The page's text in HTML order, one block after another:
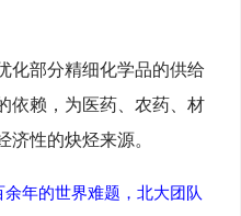
化部分精细化学品的供给
依赖，为医药、农药、材
济性的炔烃来源。
余年的世界难题，北大团队